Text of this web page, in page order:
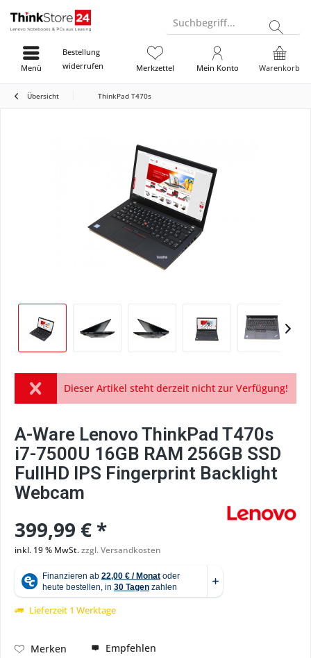
Suchbegriff...
Bestellung
widerrufen
Warenkorb
Merkzettel Mein Konto
Menü
Übersicht ThinkPad T470s
Dieser Artikel steht derzeit nicht zur Verfügung!
A-Ware Lenovo ThinkPad T470s
i7-7500U 16GB RAM 256GB SSD
FullHD IPS Fingerprint Backlight
Webcam
399,99 € *
inkl. 19 % MwSt.zzgl. Versandkosten
Lieferzeit 1 Werktage
Merken Empfehlen